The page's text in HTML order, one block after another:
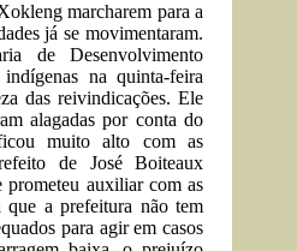
marcharem para a
já se movimentaram.
de Desenvolvimento
na quinta-feira
das reivindicações. Ele
alagadas por conta do
muito alto com as
de José Boiteaux
prometeu auxiliar com as
que a prefeitura não tem
para agir em casos